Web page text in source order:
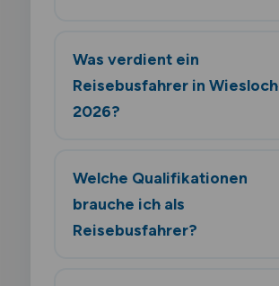
Was verdient ein
Reisebusfahrer in Wiesloch
2026?
Welche Qualifikationen
brauche ich als
Reisebusfahrer?